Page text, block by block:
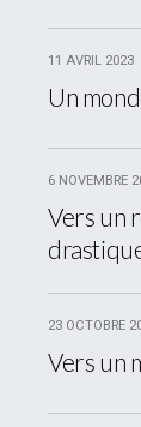
11 AVRIL 2023
Un
6 NOVEMBRE
Vers un
23 OCTOBRE
Vers un